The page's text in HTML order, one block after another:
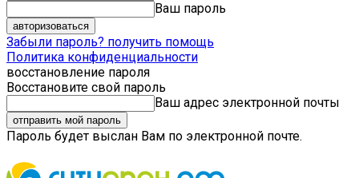
Ваш пароль
Забыли пароль? получить помощь
Политика конфиденциальности
восстановление пароля
Восстановите свой пароль
Ваш адрес электронной почты
Пароль будет выслан Вам по электронной почте.